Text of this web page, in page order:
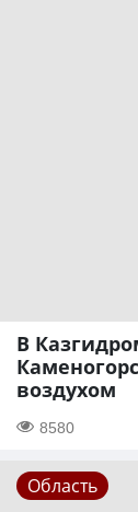
В
воздухом
8580
Область